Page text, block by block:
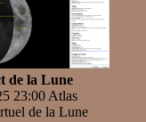
de la Lune
23:00 Atlas
de la Lune